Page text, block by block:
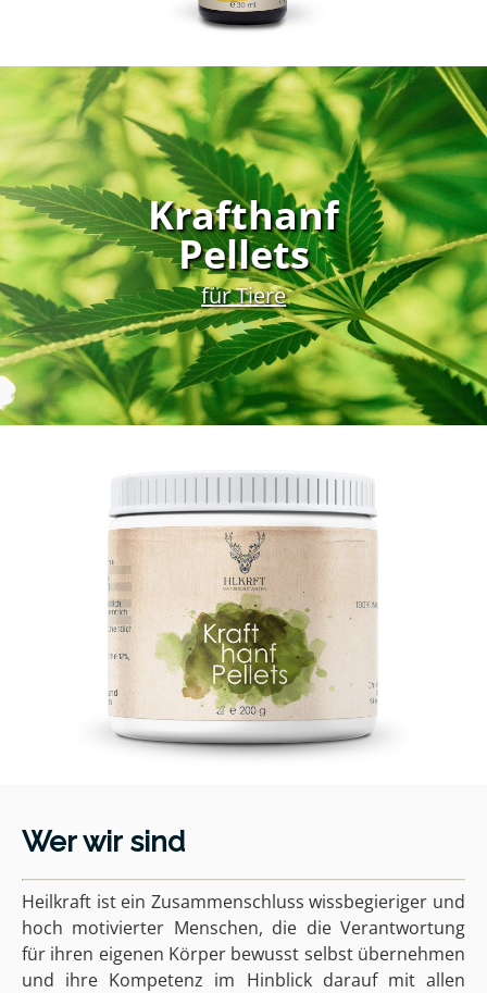
Wer wir sind
Heilkraft ist ein Zusammenschluss wissbegieriger und
hoch motivierter Menschen, die die Verantwortung
für ihren eigenen Körper bewusst selbst übernehmen
und ihre Kompetenz im Hinblick darauf mit allen
Krafthanf
Pellets
für Tiere